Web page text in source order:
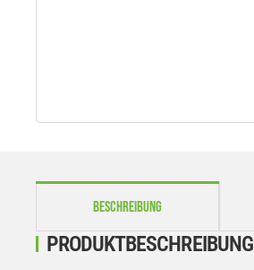
BESCHREIBUNG
PRODUKTBESCHREIBUNG